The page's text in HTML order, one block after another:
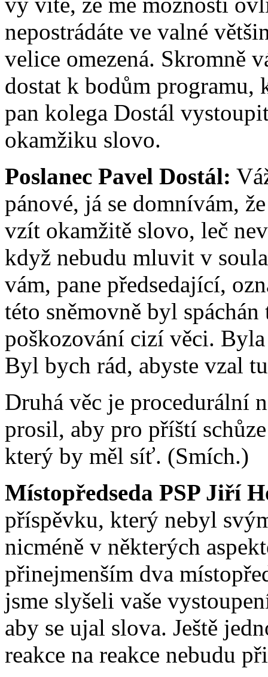
nepostrádáte ve valné
velice omezená. Skromně
dostat k bodům programu,
pan kolega Dostál
okamžiku slovo.
Poslanec Pavel Dostál:
pánové, já se domnívám,
vzít okamžitě slovo, leč
když nebudu mluvit v
vám, pane předsedající,
této sněmovně byl
poškozování cizí věci.
Byl bych rád, abyste vzal
Druhá věc je procedurální
prosil, aby pro příští
který by měl síť. (Smích.)
Místopředseda PSP Jiří
příspěvku, který nebyl
nicméně v některých
přinejmenším dva
jsme slyšeli vaše
aby se ujal slova. Ještě
reakce na reakce nebudu